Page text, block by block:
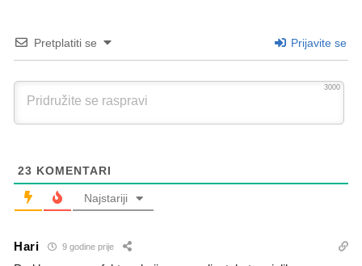
Pretplatiti se Prijavite se
3000
23 KOMENTARI
Najstariji
Hari 9 godine prije